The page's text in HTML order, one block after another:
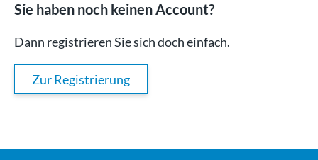
Sie haben noch keinen Account?
Dann registrieren Sie sich doch einfach.
Zur Registrierung